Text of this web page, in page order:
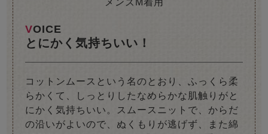
メンズM着用
VOICE
とにかく気持ちいい！
コットンムースという名のとおり、ふっくら柔
らかくて、しっとりしたなめらかな肌触りがと
にかく気持ちいい。スムースニットで、からだ
の沿いがよいので、ぬくもりが逃げず、また綿